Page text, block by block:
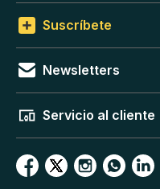
Suscríbete
Newsletters
Servicio al cliente